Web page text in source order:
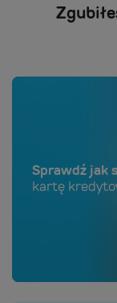
Sprawdź jak
kartę